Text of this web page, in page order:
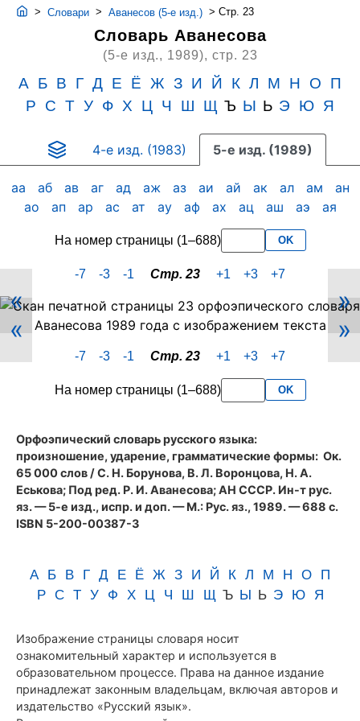
> Словари > Аванесов (5-е изд.) > Стр. 23
Словарь Аванесова
(5-е изд., 1989), стр. 23
А Б В Г Д Е Ё Ж З И Й К Л М Н О
П
Р
С Т У Ф Х Ц Ч Ш Щ Ъ Ы Ь Э Ю Я
4-е изд. (1983) 5-е изд. (1989)
аа аб ав аг ад аж аз аи ай ак ал ам
ан
ао
ап ар ас ат ау аф ах ац аш аэ ая
На номер страницы (1–688) OK
-7 -3 -1 Стр. 23 +1 +3 +7
Скан
PDF-
страницы
23
Аванесова
«
»
«
»
-7 -3 -1 Стр. 23 +1 +3 +7
На номер страницы (1–688) OK
Орфоэпический словарь русского языка:
произношение, ударение, грамматические формы: Ок.
65 000 слов / С. Н. Борунова, В. Л. Воронцова, Н. А.
Еськова; Под ред. Р. И. Аванесова; АН СССР. Ин-т рус.
яз. — 5-е изд., испр. и доп. — М.: Рус. яз., 1989. — 688 с.
ISBN 5-200-00387-3
А Б В Г Д Е Ё Ж З И Й К Л М Н О П
Р С Т У Ф Х Ц Ч Ш Щ Ъ Ы Ь Э Ю Я
Изображение страницы словаря носит
ознакомительный характер и используется в
образовательном процессе. Права на данное издание
принадлежат законным владельцам, включая авторов и
издательство «Русский язык».